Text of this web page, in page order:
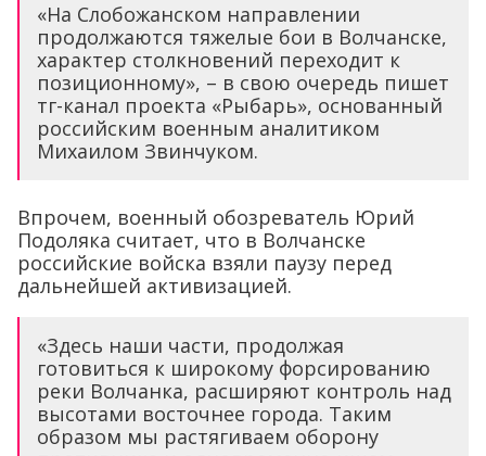
«На Слобожанском направлении
продолжаются тяжелые бои в Волчанске,
характер столкновений переходит к
позиционному», – в свою очередь пишет
тг-канал проекта «Рыбарь», основанный
российским военным аналитиком
Михаилом Звинчуком.
Впрочем, военный обозреватель Юрий
Подоляка считает, что в Волчанске
российские войска взяли паузу перед
дальнейшей активизацией.
«Здесь наши части, продолжая
готовиться к широкому форсированию
реки Волчанка, расширяют контроль над
высотами восточнее города. Таким
образом мы растягиваем оборону